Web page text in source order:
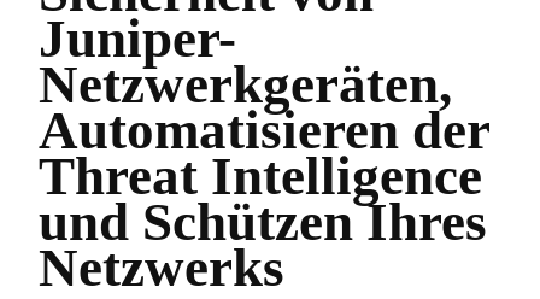
Juniper-
Netzwerkgeräten,
Automatisieren der
Threat Intelligence
und Schützen Ihres
Netzwerks